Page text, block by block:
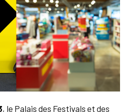
, le Palais des Festivals et des